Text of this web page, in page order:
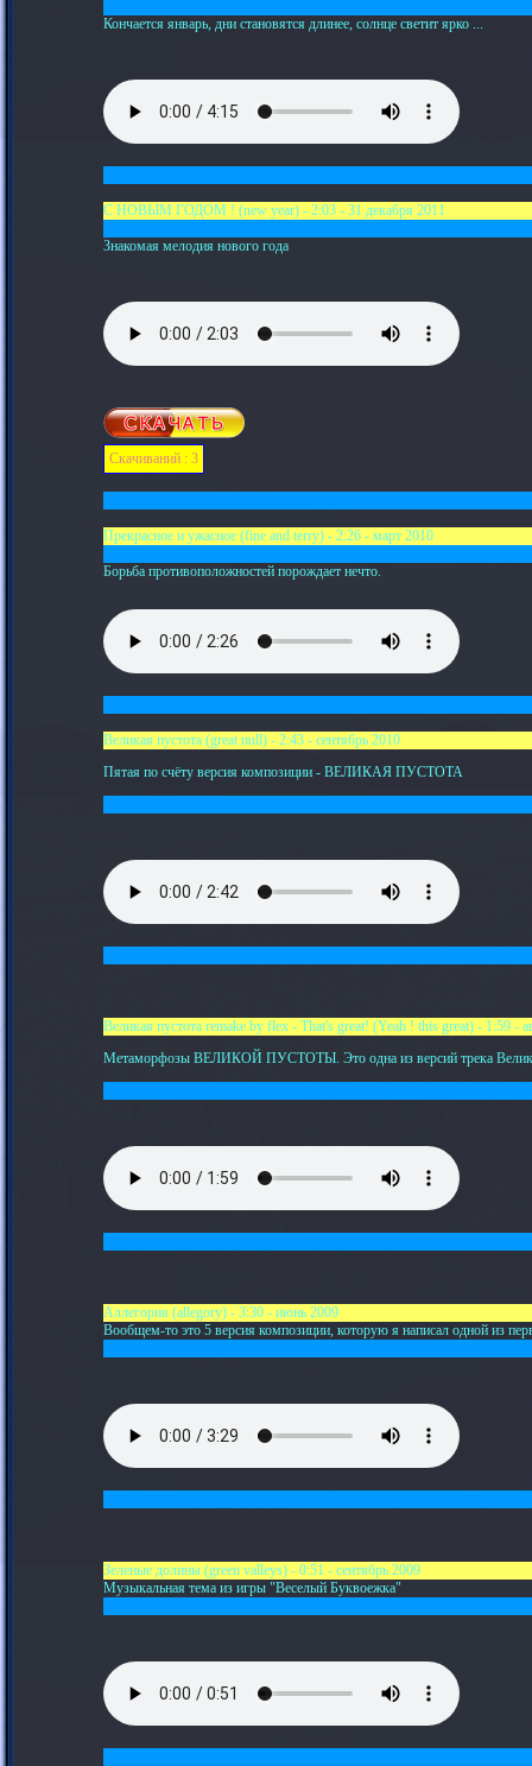
Кончается январь, дни становятся длинее, солнце светит ярко ...
С НОВЫМ ГОДОМ ! (new year) - 2:03 - 31 декабря 2011
Знакомая мелодия нового года
Скачиваний : 3
Прекрасное и ужасное (fine and terry) - 2:26 - март 2010
Борьба противоположностей порождает нечто.
Великая пустота (great null) - 2:43 - сентябрь 2010
Пятая по счёту версия композиции - ВЕЛИКАЯ ПУСТОТА
Великая пустота remake by flex - That's great! (Yeah ! this great) - 1:59 -
Метаморфозы ВЕЛИКОЙ ПУСТОТЫ. Это одна из версий трека
Аллегория (allegory) - 3:30 - июнь 2009
Вообщем-то это 5 версия композиции, которую я написал одной из
Зеленые долины (green valleys) - 0:51 - сентябрь 2009
Музыкальная тема из игры "Веселый Буквоежка"